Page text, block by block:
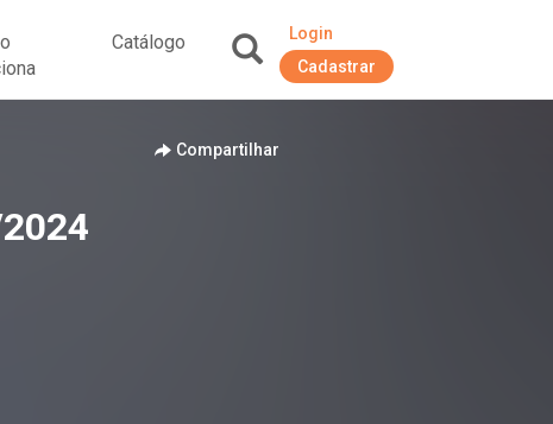
Catálogo
Login
Cadastrar
Compartilhar